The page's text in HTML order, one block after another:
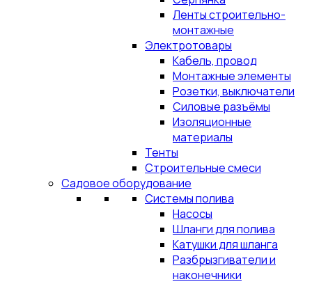
Ленты строительно-
монтажные
Электротовары
Кабель, провод
Монтажные элементы
Розетки, выключатели
Силовые разъёмы
Изоляционные
материалы
Тенты
Строительные смеси
Садовое оборудование
Системы полива
Насосы
Шланги для полива
Катушки для шланга
Разбрызгиватели и
наконечники